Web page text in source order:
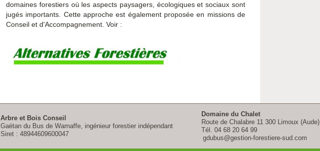
domaines forestiers où les aspects paysagers, écologiques et sociaux sont
jugés importants. Cette approche est également proposée en missions de
Conseil et d'Accompagnement. Voir :
Arbre et Bois Conseil
Gaëtan du Bus de Warnaffe, ingénieur forestier indépendant
Siret : 48944609600047
Domaine du Chalet
Route de Chalabre 11 300 Limoux (Aude)
Tél. 04 68 20 64 99
gdubus@gestion-forestiere-sud.com